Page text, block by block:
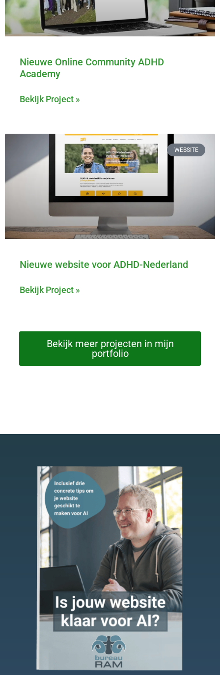
Nieuwe Online Community ADHD
Academy
Bekijk Project »
WEBSITE
Nieuwe website voor ADHD-Nederland
Bekijk Project »
Bekijk meer projecten in mijn
portfolio